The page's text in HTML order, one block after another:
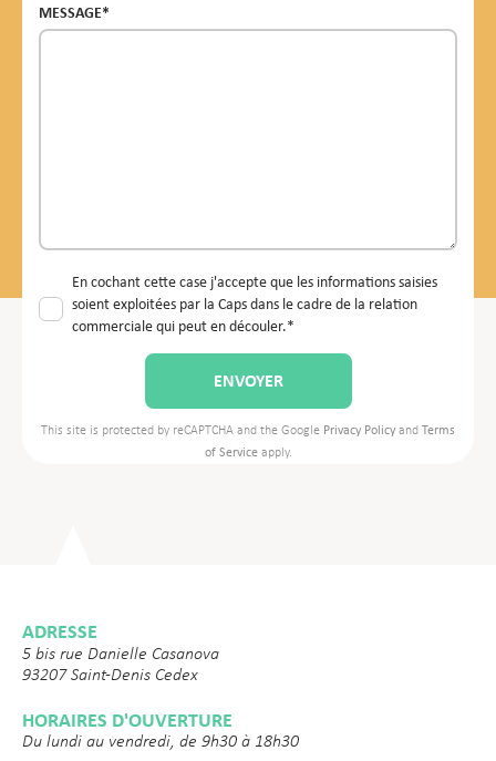
MESSAGE*
En cochant cette case j'accepte que les informations saisies
soient exploitées par la Caps dans le cadre de la relation
commerciale qui peut en découler.*
This site is protected by reCAPTCHA and the Google Privacy Policy and Terms
of Serviceapply.
ADRESSE
5 bis rue Danielle Casanova
93207 Saint-Denis Cedex
HORAIRES D'OUVERTURE
Du lundi au vendredi, de 9h30 à 18h30